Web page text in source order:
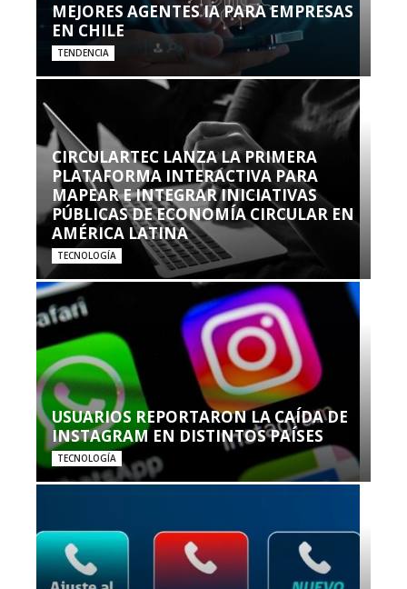
MEJORES AGENTES IA PARA EMPRESAS
EN CHILE
TENDENCIA
CIRCULARTEC LANZA LA PRIMERA
PLATAFORMA INTERACTIVA PARA
MAPEAR E INTEGRAR INICIATIVAS
PÚBLICAS DE ECONOMÍA CIRCULAR EN
AMÉRICA LATINA
TECNOLOGÍA
USUARIOS REPORTARON LA CAÍDA DE
INSTAGRAM EN DISTINTOS PAÍSES
TECNOLOGÍA